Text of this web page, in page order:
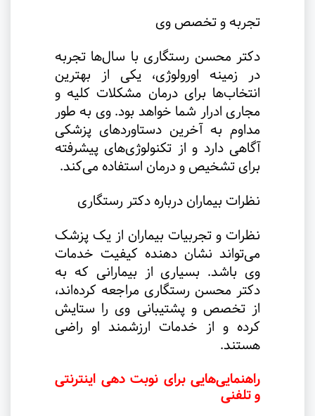
تجربه و تخصص وی
دکتر محسن رستگاری با سال‌ها تجربه
در زمینه اورولوژی، یکی از بهترین
انتخاب‌ها برای درمان مشکلات کلیه و
مجاری ادرار شما خواهد بود. وی به طور
مداوم به آخرین دستاوردهای پزشکی
آگاهی دارد و از تکنولوژی‌های پیشرفته
برای تشخیص و درمان استفاده می‌کند.
نظرات بیماران درباره دکتر رستگاری
نظرات و تجربیات بیماران از یک پزشک
می‌تواند نشان دهنده کیفیت خدمات
وی باشد. بسیاری از بیمارانی که به
دکتر محسن رستگاری مراجعه کرده‌اند،
از تخصص و پشتیبانی وی را ستایش
کرده و از خدمات ارزشمند او راضی
هستند.
راهنمایی‌هایی برای نوبت دهی اینترنتی
و تلفنی